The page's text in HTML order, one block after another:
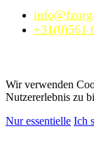
+31(0)561
Wir verwenden
Nutzererlebnis zu
Nur essentielle Ich